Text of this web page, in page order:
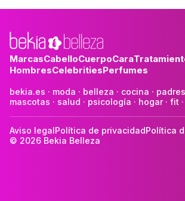
MarcasCabelloCuerpoCara
HombresCelebritiesPerfumes
bekia.es · moda · belleza · cocina · padres
mascotas · salud · psicología · hogar· fit ·
Aviso legalPolítica de privacidadPolítica
© 2026 Bekia Belleza